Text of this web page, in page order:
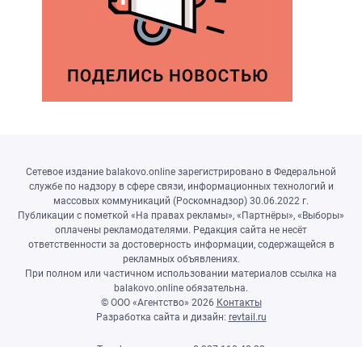
Сетевое издание balakovo.online зарегистрировано в Федеральной
службе по надзору в сфере связи, информационных технологий и
массовых коммуникаций (Роскомнадзор) 30.06.2022 г.
Публикации с пометкой «На правах рекламы», «Партнёры», «Выборы»
оплачены рекламодателями. Редакция сайта не несёт
ответственности за достоверность информации, содержащейся в
рекламных объявлениях.
При полном или частичном использовании материалов ссылка на
balakovo.online обязательна.
© ООО «Агентство» 2026 Контакты
Разработка сайта и дизайн: revtail.ru